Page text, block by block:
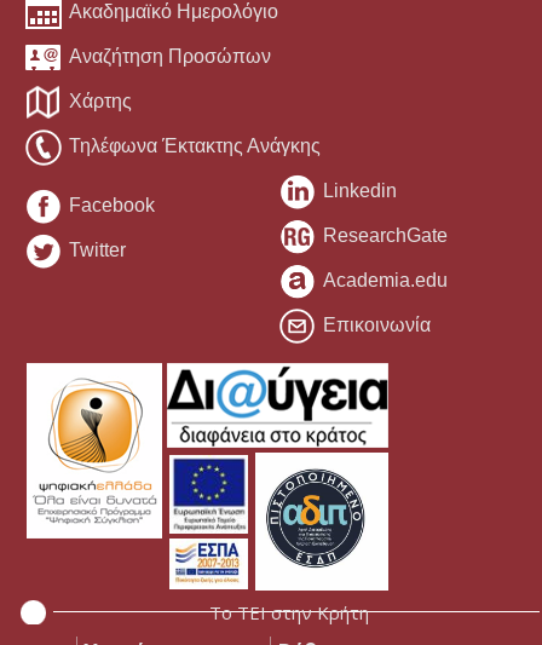
Ακαδημαϊκό Ημερολόγιο
Αναζήτηση Προσώπων
Χάρτης
Τηλέφωνα Έκτακτης Ανάγκης
Facebook
Twitter
Linkedin
ResearchGate
Academia.edu
Επικοινωνία
Το ΤΕΙ στην Κρήτη